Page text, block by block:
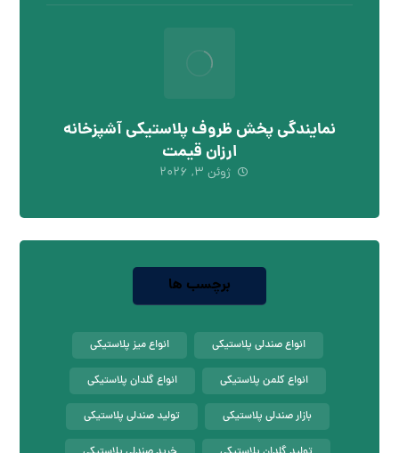
نمایندگی پخش ظروف پلاستیکی آشپزخانه
ارزان قیمت
ژوئن ۳, ۲۰۲۶
برچسب ها
انواع صندلی پلاستیکی انواع میز پلاستیکی
انواع کلمن پلاستیکی انواع گلدان پلاستیکی
بازار صندلی پلاستیکی تولید صندلی پلاستیکی